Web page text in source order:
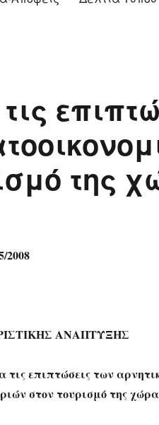
της
2008
ΑΝΑΠΤΥΞΗΣ
επιπτώσεις των
στον τουρισμό της